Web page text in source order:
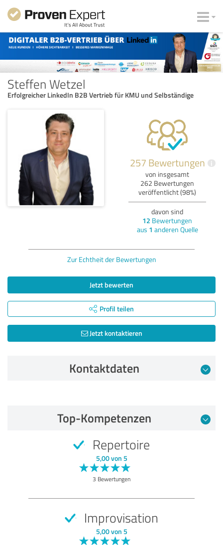
Steffen Wetzel
Erfolgreicher LinkedIn B2B Vertrieb für KMU und Selbständige
257 Bewertungen i
von insgesamt
262 Bewertungen
veröffentlicht (98%)
davon sind
12 Bewertungen
aus 1 anderen Quelle
Zur Echtheit der Bewertungen
Jetzt bewerten
Profil teilen
Jetzt kontaktieren
Kontaktdaten
Empfehlung
Top-Kompetenzen
Repertoire
5,00 von 5
3 Bewertungen
Improvisation
5,00 von 5